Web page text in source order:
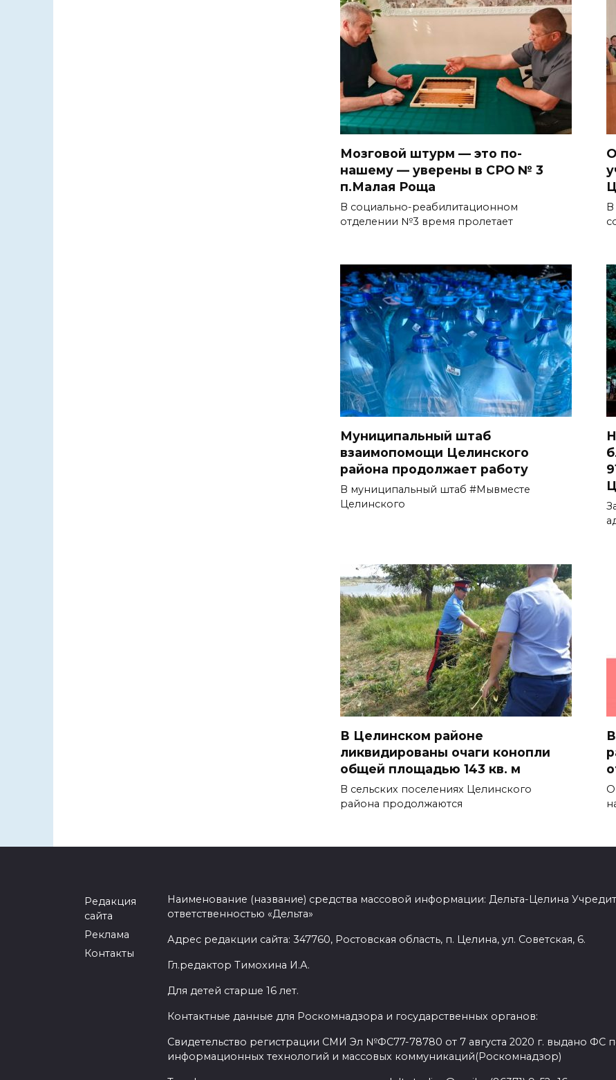
Мозговой штурм — это по-
нашему — уверены в СРО № 3
п.Малая Роща
В социально-реабилитационном
отделении №3 время пролетает
В
Муниципальный штаб
взаимопомощи Целинского
района продолжает работу
В муниципальный штаб #Мывместе
Целинского
В Целинском районе
ликвидированы очаги конопли
общей площадью 143 кв. м
В сельских поселениях Целинского
района продолжаются
О
Редакция
сайта
Реклама
Контакты
Наименование (название) средства массовой информации: Дельта-Целина
ответственностью «Дельта»
Адрес редакции сайта: 347760, Ростовская область, п. Целина, ул. Советская, 6.
Гл.редактор Тимохина И.А.
Для детей старше 16 лет.
Контактные данные для Роскомнадзора и государственных органов:
Свидетельство регистрации СМИ Эл №ФС77-78780 от 7 августа 2020 г. выдано ФС
информационных технологий и массовых коммуникаций(Роскомнадзор)